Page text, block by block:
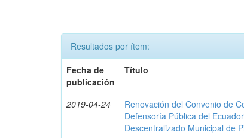
Resultados por ítem:
Fecha de
publicación
Título
2019-04-24
Renovación del Convenio de
Defensoría Pública del
Descentralizado Municipal de